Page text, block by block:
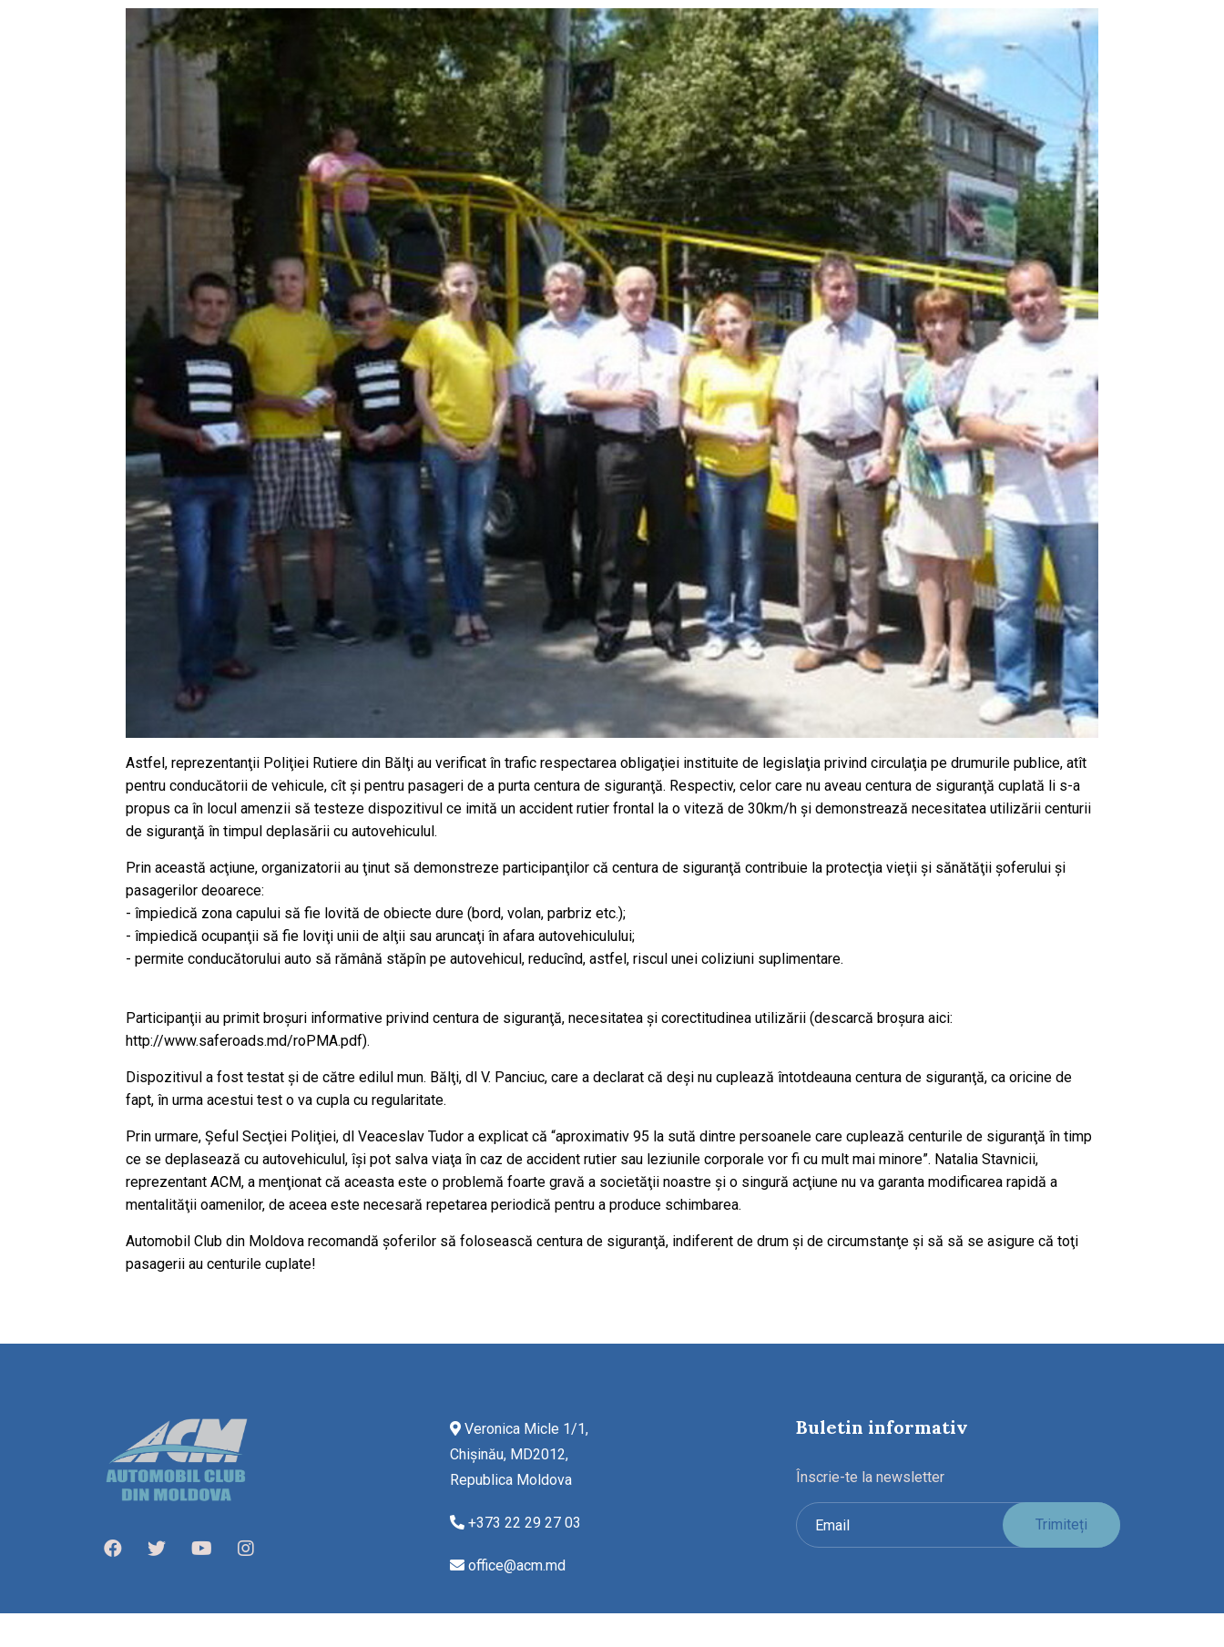
Astfel, reprezentanţii Poliţiei Rutiere din Bălţi au verificat în trafic respectarea obligaţiei instituite de legislaţia privind circulaţia pe drumurile publice, atît
pentru conducătorii de vehicule, cît şi pentru pasageri de a purta centura de siguranţă. Respectiv, celor care nu aveau centura de siguranţă cuplată li s-a
propus ca în locul amenzii să testeze dispozitivul ce imită un accident rutier frontal la o viteză de 30km/h şi demonstrează necesitatea utilizării centurii
de siguranţă în timpul deplasării cu autovehiculul.
Prin această acţiune, organizatorii au ţinut să demonstreze participanţilor că centura de siguranţă contribuie la protecţia vieţii şi sănătăţii şoferului şi
pasagerilor deoarece:
- împiedică zona capului să fie lovită de obiecte dure (bord, volan, parbriz etc.);
- împiedică ocupanţii să fie loviţi unii de alţii sau aruncaţi în afara autovehiculului;
- permite conducătorului auto să rămână stăpîn pe autovehicul, reducînd, astfel, riscul unei coliziuni suplimentare.
Participanţii au primit broşuri informative privind centura de siguranţă, necesitatea şi corectitudinea utilizării (descarcă broşura aici:
http://www.saferoads.md/roPMA.pdf).
Dispozitivul a fost testat şi de către edilul mun. Bălţi, dl V. Panciuc, care a declarat că deşi nu cuplează întotdeauna centura de siguranţă, ca oricine de
fapt, în urma acestui test o va cupla cu regularitate.
Prin urmare, Şeful Secţiei Poliţiei, dl Veaceslav Tudor a explicat că “aproximativ 95 la sută dintre persoanele care cuplează centurile de siguranţă în timp
ce se deplasează cu autovehiculul, îşi pot salva viaţa în caz de accident rutier sau leziunile corporale vor fi cu mult mai minore”. Natalia Stavnicii,
reprezentant ACM, a menţionat că aceasta este o problemă foarte gravă a societăţii noastre şi o singură acţiune nu va garanta modificarea rapidă a
mentalităţii oamenilor, de aceea este necesară repetarea periodică pentru a produce schimbarea.
Automobil Club din Moldova recomandă şoferilor să folosească centura de siguranţă, indiferent de drum şi de circumstanţe şi să să se asigure că toţi
pasagerii au centurile cuplate!
Veronica Micle 1/1,
Chișinău, MD2012,
Republica Moldova
+373 22 29 27 03
office@acm.md
Buletin informativ
Înscrie-te la newsletter
Trimiteți